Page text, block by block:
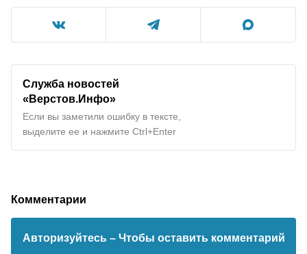
Служба новостей
«Верстов.Инфо»
Если вы заметили ошибку в тексте,
выделите ее и нажмите Ctrl+Enter
Комментарии
Авторизуйтесь – Чтобы оставить комментарий